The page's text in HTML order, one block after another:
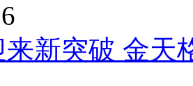
新突破 金天